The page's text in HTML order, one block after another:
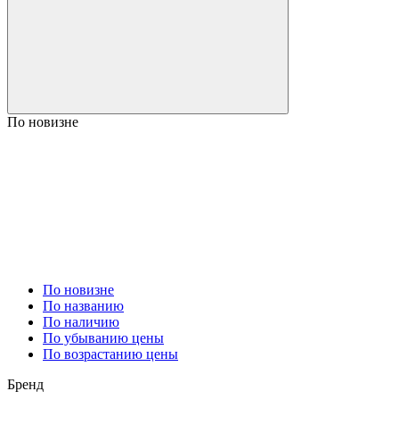
По новизне
По новизне
По названию
По наличию
По убыванию цены
По возрастанию цены
Бренд